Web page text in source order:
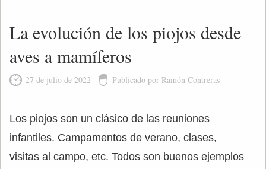
La evolución de los piojos desde
aves a mamíferos
27 de julio de 2022 Publicado por Ramón Contreras
Los piojos son un clásico de las reuniones
infantiles. Campamentos de verano, clases,
visitas al campo, etc. Todos son buenos ejemplos